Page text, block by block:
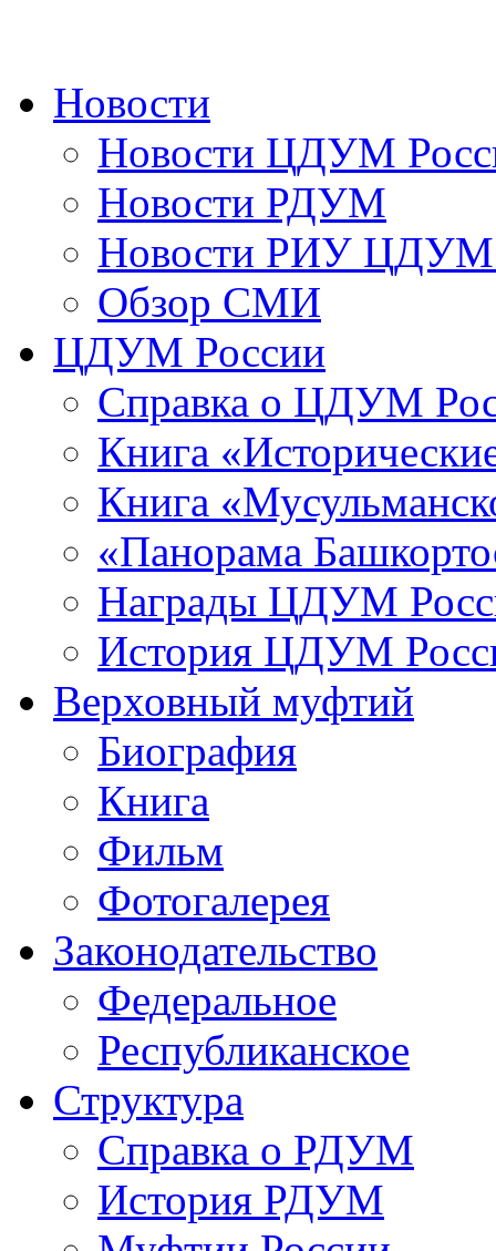
Новости
Новости ЦДУМ
Новости РДУМ
Новости РИУ ЦДУМ
Обзор СМИ
ЦДУМ России
Справка о ЦДУМ
Книга
Книга
«Панорама
Награды ЦДУМ
История ЦДУМ
Верховный муфтий
Биография
Книга
Фильм
Фотогалерея
Законодательство
Федеральное
Республиканское
Структура
Справка о РДУМ
История РДУМ